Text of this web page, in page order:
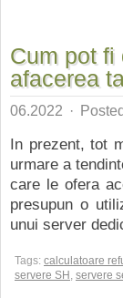
Cum pot fi
afacerea
06.2022 ·
In prezent, tot
urmare a
care le ofera
presupun o
unui server
Tags: calculatoare
servere SH , servere